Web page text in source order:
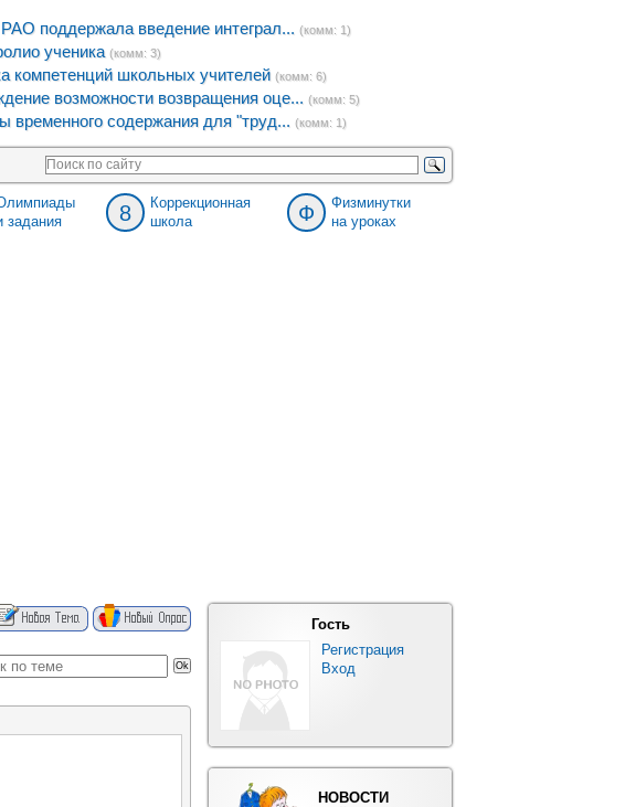
РАО поддержала введение интеграл... (комм: 1)
ученика (комм: 3)
компетенций школьных учителей (комм: 6)
возможности возвращения оце... (комм: 5)
временного содержания для "труд... (комм: 1)
задания
8
Коррекционная
школа
Ф
Физминутки
на уроках
Гость
Регистрация
Вход
НОВОСТИ